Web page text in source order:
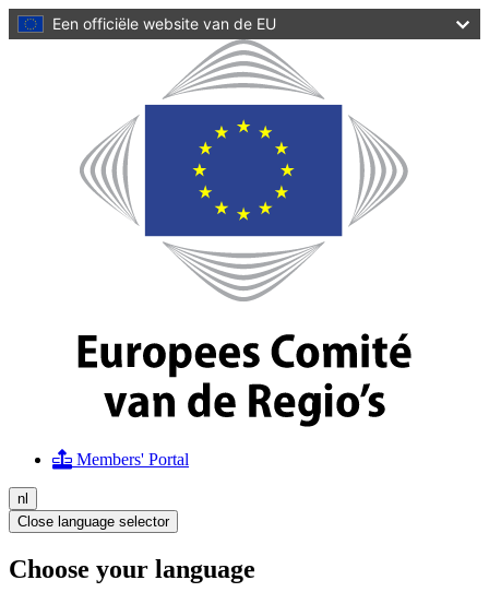
de inhoud
gaan
Een officiële website van de EU
Members' Portal
nl
Close language selector
Choose your language